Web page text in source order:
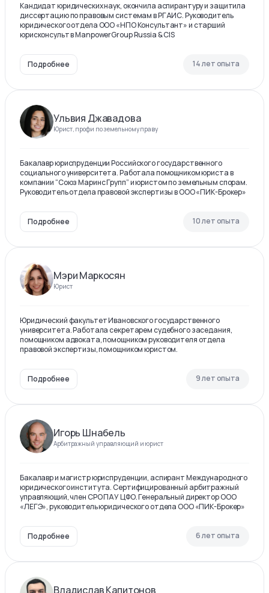
Кандидат юридических наук, окончила аспирантуру и защитила
диссертацию по правовым системам в РГАИС. Руководитель
юридического отдела ООО «НПО Консультант» и старший
юрисконсульт в ManpowerGroup Russia & CIS
Подробнее 14 лет опыта
Ульвия Джавадова
Юрист, профи по земельному праву
Бакалавр юриспруденции Российского государственного
социального университета. Работала помощником юриста в
компании “Союз Маринс Групп” и юристом по земельным спорам.
Руководитель отдела правовой экспертизы в ООО «ПИК-Брокер»
Подробнее 10 лет опыта
Мэри Маркосян
Юрист
Юридический факультет Ивановского государственного
университета. Работала секретарем судебного заседания,
помощником адвоката, помощником руководителя отдела
правовой экспертизы, помощником юристом.
Подробнее 9 лет опыта
Игорь Шнабель
Арбитражный управляющий и юрист
Бакалавр и магистр юриспруденции, аспирант Международного
юридического института. Сертифицированный арбитражный
управляющий, член СРО ПАУ ЦФО. Генеральный директор ООО
«ЛЕГЭ», руководитель юридического отдела ООО «ПИК-Брокер»
Подробнее 6 лет опыта
Владислав Капитонов